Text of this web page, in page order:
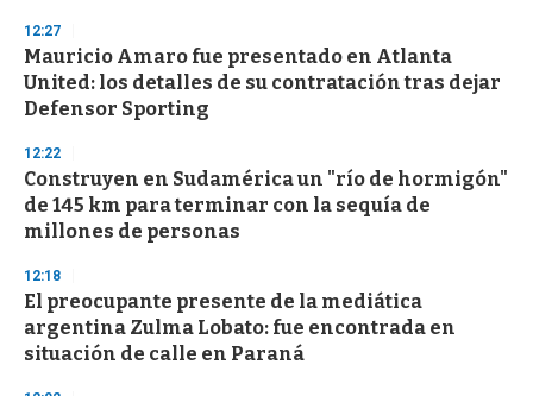
12:27
Mauricio Amaro fue presentado en Atlanta
United: los detalles de su contratación tras dejar
Defensor Sporting
12:22
Construyen en Sudamérica un "río de hormigón"
de 145 km para terminar con la sequía de
millones de personas
12:18
El preocupante presente de la mediática
argentina Zulma Lobato: fue encontrada en
situación de calle en Paraná